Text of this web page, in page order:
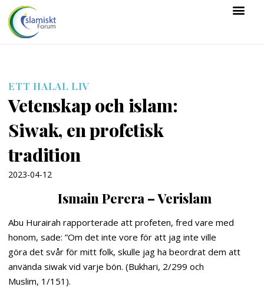
ETT HALAL LIV
Vetenskap och islam:
Siwak, en profetisk
tradition
2023-04-12
Ismain Perera – Verislam
Abu Hurairah rapporterade att profeten, fred vare med
honom, sade: ”Om det inte vore för att jag inte ville
göra det svår för mitt folk, skulle jag ha beordrat dem att
använda siwak vid varje bön. (Bukhari, 2/299 och
Muslim, 1/151).